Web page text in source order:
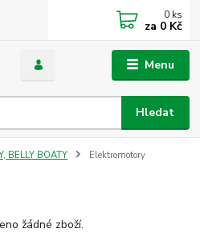
Menu
Hledat
0 ks
za 0 Kč
BELLY BOATY Elektromotory
žádné zboží.